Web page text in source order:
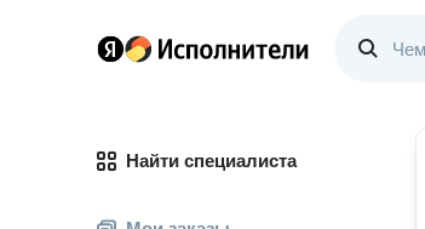
Найти специалиста